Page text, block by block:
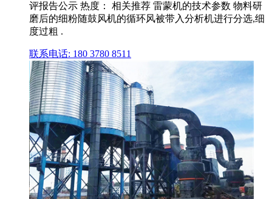
评报告公示 热度： 相关推荐 雷蒙机的技术参数 物料研
磨后的细粉随鼓风机的循环风被带入分析机进行分选,细
度过粗 .
联系电话: 180 3780 8511